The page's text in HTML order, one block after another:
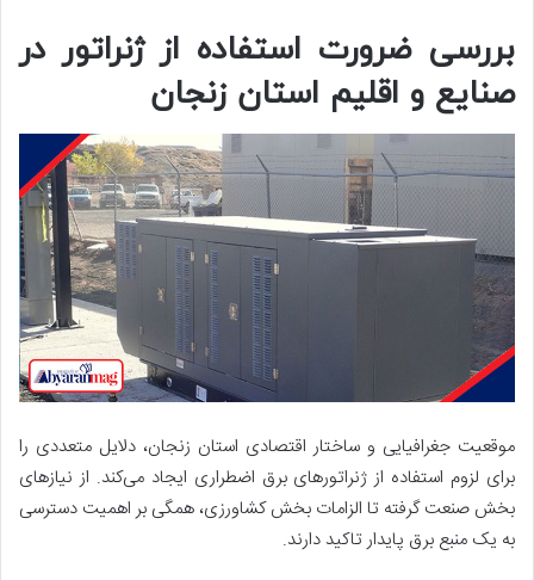
بررسی ضرورت استفاده از ژنراتور در
صنایع و اقلیم استان زنجان
موقعیت جغرافیایی و ساختار اقتصادی استان زنجان، دلایل متعددی را
برای لزوم استفاده از ژنراتورهای برق اضطراری ایجاد می‌کند. از نیازهای
بخش صنعت گرفته تا الزامات بخش کشاورزی، همگی بر اهمیت دسترسی
به یک منبع برق پایدار تاکید دارند.